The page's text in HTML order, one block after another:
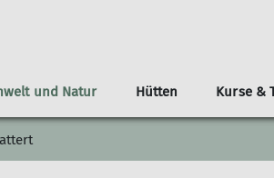
Arbeiten beim DAV
Paraclimbing
und Natur
Engagement
Hütten
Madrisahütte
Kurse &
Materialausleihe